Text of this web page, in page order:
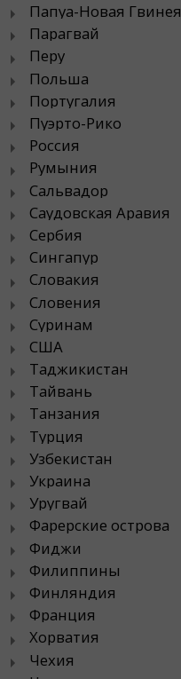
Папуа-Новая Гвинея
Парагвай
Перу
Польша
Португалия
Пуэрто-Рико
Россия
Румыния
Сальвадор
Саудовская Аравия
Сербия
Сингапур
Словакия
Словения
Суринам
США
Таджикистан
Тайвань
Танзания
Турция
Узбекистан
Украина
Уругвай
Фарерские острова
Фиджи
Филиппины
Финляндия
Франция
Хорватия
Чехия